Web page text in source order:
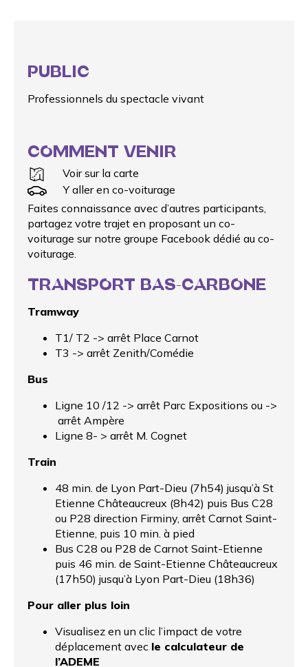
PUBLIC
Professionnels du spectacle vivant
COMMENT VENIR
Voir sur la carte
Y aller en co-voiturage
Faites connaissance avec d’autres participants,
partagez votre trajet en proposant un co-
voiturage sur notre groupe Facebook dédié au co-
voiturage.
TRANSPORT BAS-CARBONE
Tramway
T1/ T2 -> arrêt Place Carnot
T3 -> arrêt Zenith/Comédie
Bus
Ligne 10 /12 -> arrêt Parc Expositions ou ->
arrêt Ampère
Ligne 8- > arrêt M. Cognet
Train
48 min. de Lyon Part-Dieu (7h54) jusqu’à St
Etienne Châteaucreux (8h42) puis Bus C28
ou P28 direction Firminy, arrêt Carnot Saint-
Etienne, puis 10 min. à pied
Bus C28 ou P28 de Carnot Saint-Etienne
puis 46 min. de Saint-Etienne Châteaucreux
(17h50) jusqu’à Lyon Part-Dieu (18h36)
Pour aller plus loin
Visualisez en un clic l’impact de votre
déplacement avec le calculateur de
l’ADEME